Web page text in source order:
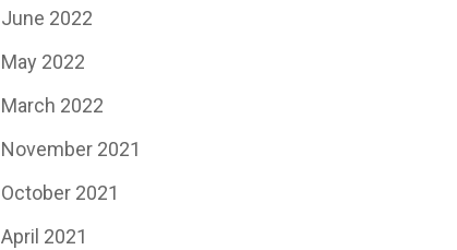
June 2022
May 2022
March 2022
November 2021
October 2021
April 2021